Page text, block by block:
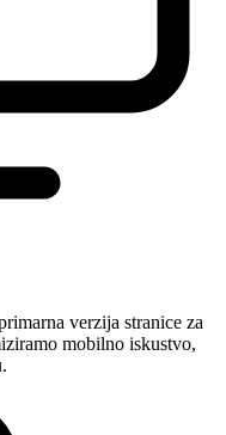
verzija stranice za
mobilno iskustvo,